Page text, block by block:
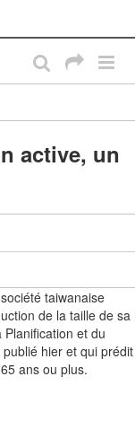
active, un